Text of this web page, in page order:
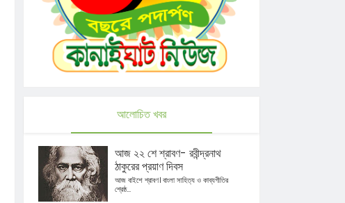
আলোচিত খবর
আজ ২২ শে শ্রাবণ- রবীন্দ্রনাথ
ঠাকুরের প্রয়াণ দিবস
আজ বাইশে শ্রাবণ। বাংলা সাহিত্য ও কাব্যগীতির
শ্রেষ্ঠ...